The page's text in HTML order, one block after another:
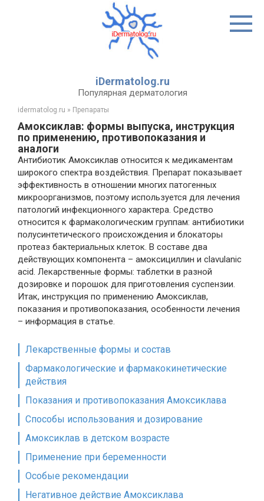
iDermatolog.ru
Популярная дерматология
idermatolog.ru » Препараты
Амоксиклав: формы выпуска, инструкция
по применению, противопоказания и
аналоги
Антибиотик Амоксиклав относится к медикаментам
широкого спектра воздействия. Препарат показывает
эффективность в отношении многих патогенных
микроорганизмов, поэтому используется для лечения
патологий инфекционного характера. Средство
относится к фармакологическим группам: антибиотики
полусинтетического происхождения и блокаторы
протеаз бактериальных клеток. В составе два
действующих компонента – амоксициллин и clavulanic
acid. Лекарственные формы: таблетки в разной
дозировке и порошок для приготовления суспензии.
Итак, инструкция по применению Амоксиклав,
показания и противопоказания, особенности лечения
– информация в статье.
Лекарственные формы и состав
Фармакологические и фармакокинетические
действия
Показания и противопоказания Амоксиклава
Способы использования и дозирование
Амоксиклав в детском возрасте
Применение при беременности
Особые рекомендации
Негативное действие Амоксиклава